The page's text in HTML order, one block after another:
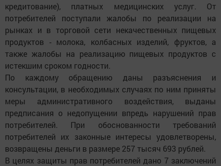
кредитование), платных медицинских услуг. От
потребителей поступали жалобы по реализации на
рынках и в торговой сети некачественных пищевых
продуктов - молока, колбасных изделий, фруктов, а
также жалобы на реализацию пищевых продуктов с
истекшим сроком годности.
По каждому обращению даны разъяснения и
консультации, в необходимых случаях по ним приняты
меры административного воздействия, выданы
предписания о недопущении впредь нарушений прав
потребителей. При обоснованности требований
потребителей их законные интересы удовлетворены,
возвращены деньги в размере 257 тысяч 693 рублей.
В целях защиты прав потребителей дано 7 заключений